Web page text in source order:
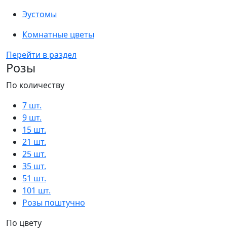
Эустомы
Комнатные цветы
Перейти в раздел
Розы
По количеству
7 шт.
9 шт.
15 шт.
21 шт.
25 шт.
35 шт.
51 шт.
101 шт.
Розы поштучно
По цвету